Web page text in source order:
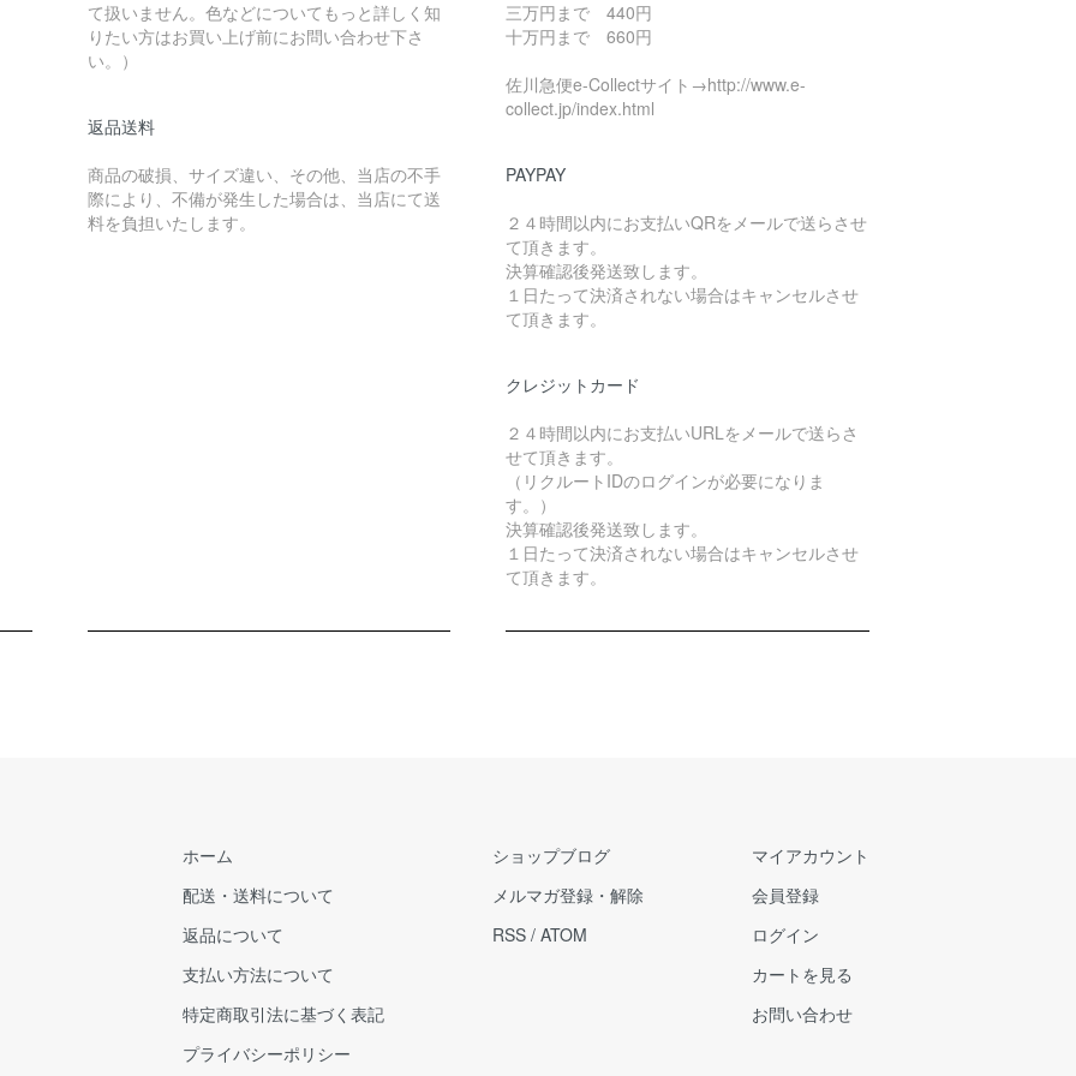
て扱いません。色などについてもっと詳しく知
りたい方はお買い上げ前にお問い合わせ下さ
い。）
返品送料
商品の破損、サイズ違い、その他、当店の不手
際により、不備が発生した場合は、当店にて送
料を負担いたします。
三万円まで 440円
十万円まで 660円
佐川急便e-Collectサイト→http://www.e-
collect.jp/index.html
PAYPAY
２４時間以内にお支払いQRをメールで送らさせ
て頂きます。
決算確認後発送致します。
１日たって決済されない場合はキャンセルさせ
て頂きます。
クレジットカード
２４時間以内にお支払いURLをメールで送らさ
せて頂きます。
（リクルートIDのログインが必要になりま
す。）
決算確認後発送致します。
１日たって決済されない場合はキャンセルさせ
て頂きます。
ホーム
配送・送料について
返品について
支払い方法について
特定商取引法に基づく表記
プライバシーポリシー
ショップブログ
メルマガ登録・解除
RSS / ATOM
マイアカウント
会員登録
ログイン
カートを見る
お問い合わせ